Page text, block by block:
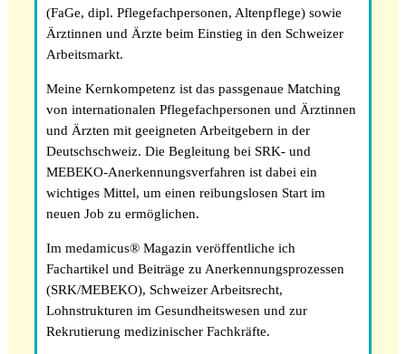
Die gefragtesten Gesundheitsberufe in der
(FaGe, dipl. Pflegefachpersonen, Altenpflege) sowie
Ärztinnen und Ärzte beim Einstieg in den Schweizer
Arbeitsmarkt.
Meine Kernkompetenz ist das passgenaue Matching
von internationalen Pflegefachpersonen und Ärztinnen
und Ärzten mit geeigneten Arbeitgebern in der
Deutschschweiz. Die Begleitung bei SRK- und
MEBEKO-Anerkennungsverfahren ist dabei ein
wichtiges Mittel, um einen reibungslosen Start im
neuen Job zu ermöglichen.
Im medamicus® Magazin veröffentliche ich
Fachartikel und Beiträge zu Anerkennungsprozessen
(SRK/MEBEKO), Schweizer Arbeitsrecht,
Lohnstrukturen im Gesundheitswesen und zur
Rekrutierung medizinischer Fachkräfte.